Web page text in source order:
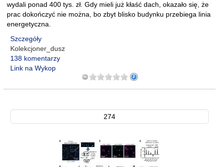
wydali ponad 400 tys. zł. Gdy mieli już kłaść dach, okazało się, że
prac dokończyć nie można, bo zbyt blisko budynku przebiega linia
energetyczna.
Szczegóły
Kolekcjoner_dusz
138 komentarzy
Link na Wykop
274